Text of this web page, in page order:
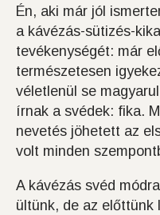
Én, aki már jól
a kávézás-sütizés-
tevékenységét: már
természetesen
véletlenül se
írnak a svédek: fika.
nevetés jöhetett az
volt minden
A kávézás svéd
ültünk, de az előttünk